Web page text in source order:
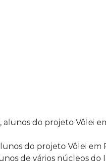
do projeto Vôlei
de vários núcleos